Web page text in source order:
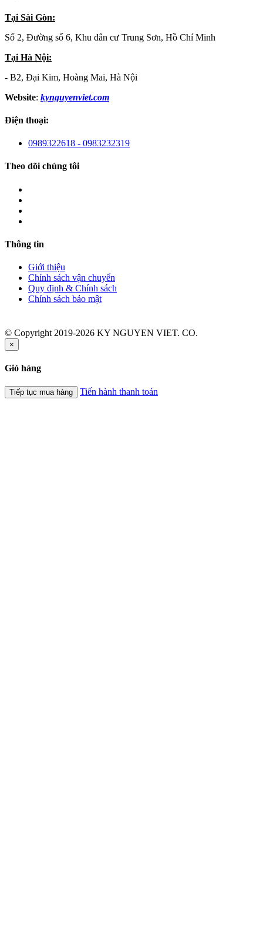
Tại Sài Gòn:
Số 2, Đường số 6, Khu dân cư Trung Sơn, Hồ Chí Minh
Tại Hà Nội:
- B2, Đại Kim, Hoàng Mai, Hà Nội
Website: kynguyenviet.com
Điện thoại:
0989322618 - 0983232319
Theo dõi chúng tôi
Thông tin
Giới thiệu
Chính sách vận chuyển
Quy định & Chính sách
Chính sách bảo mật
© Copyright 2019-2026 KY NGUYEN VIET. CO.
×
Giỏ hàng
Tiếp tục mua hàng Tiến hành thanh toán